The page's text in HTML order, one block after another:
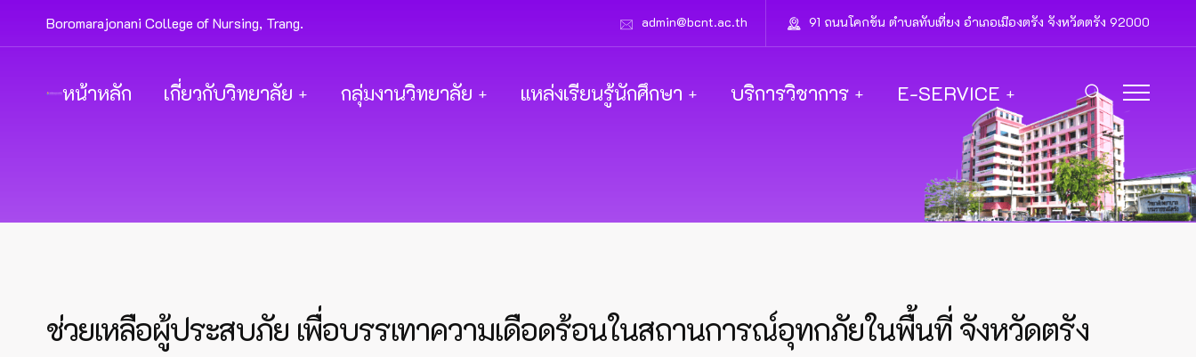
Boromarajonani College of Nursing, Trang. admin@bcnt.ac.th 91 ถนนโคกขัน ตำบลทับเที่ยง อำเภอเมืองตรัง จังหวัดตรัง 92000
หน้าหลัก เกี่ยวกับวิทยาลัย กลุ่มงานวิทยาลัย แหล่งเรียนรู้นักศึกษา บริการวิชาการ E-SERVICE
ช่วยเหลือผู้ประสบภัย เพื่อบรรเทาความเดือดร้อนในสถานการณ์อุทกภัยในพื้นที่ จังหวัดตรัง